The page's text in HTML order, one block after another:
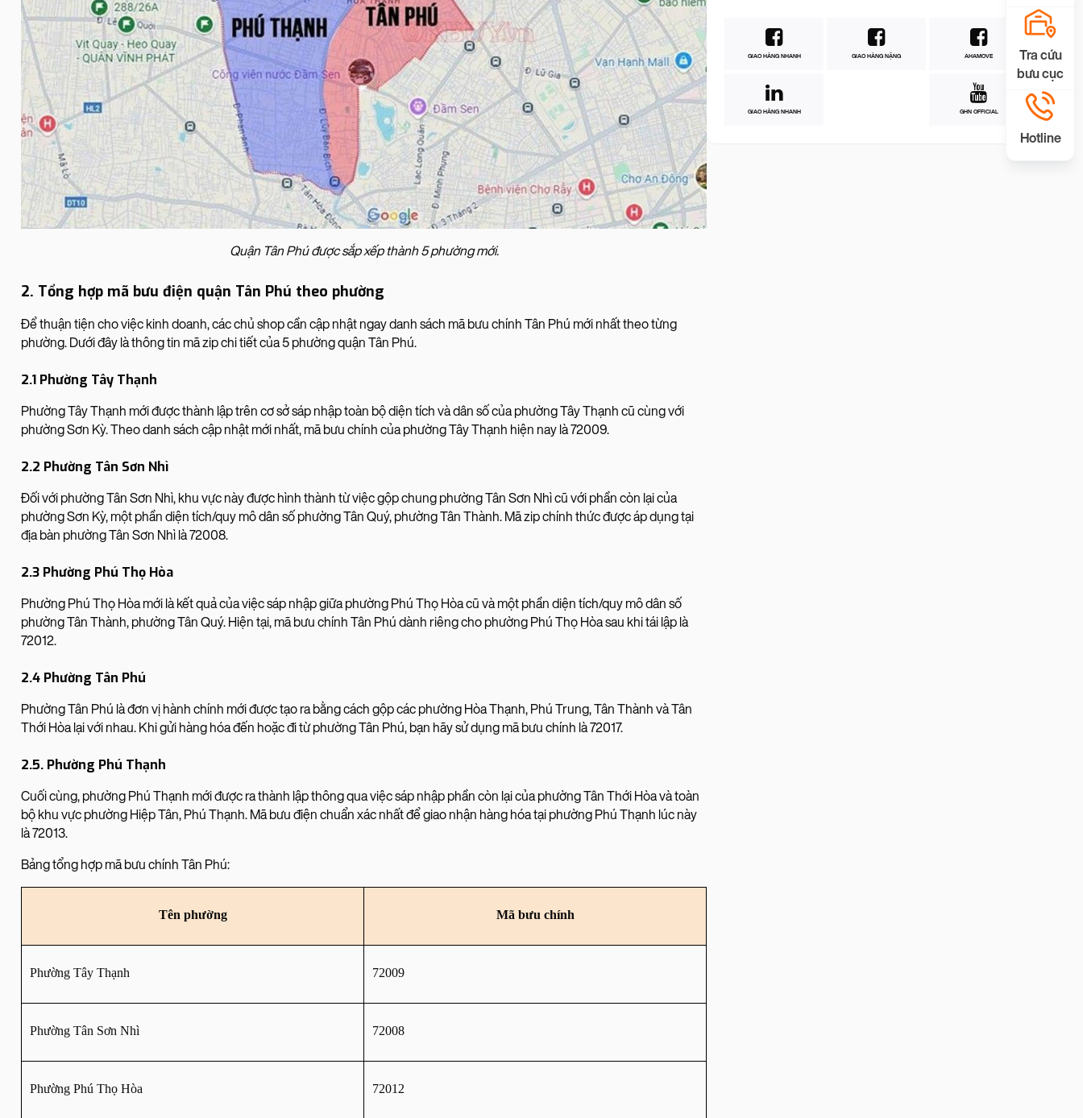
Quận Tân Phú được sắp xếp thành 5 phường mới.
2. Tổng hợp mã bưu điện quận Tân Phú theo phường
Để thuận tiện cho việc kinh doanh, các chủ shop cần cập nhật ngay danh sách mã bưu chính Tân Phú mới nhất theo từng
phường. Dưới đây là thông tin mã zip chi tiết của 5 phường quận Tân Phú.
2.1 Phường Tây Thạnh
Phường Tây Thạnh mới được thành lập trên cơ sở sáp nhập toàn bộ diện tích và dân số của phường Tây Thạnh cũ cùng với
phường Sơn Kỳ. Theo danh sách cập nhật mới nhất, mã bưu chính của phường Tây Thạnh hiện nay là 72009.
2.2 Phường Tân Sơn Nhì
Đối với phường Tân Sơn Nhì, khu vực này được hình thành từ việc gộp chung phường Tân Sơn Nhì cũ với phần còn lại của
phường Sơn Kỳ, một phần diện tích/quy mô dân số phường Tân Quý, phường Tân Thành. Mã zip chính thức được áp dụng tại
địa bàn phường Tân Sơn Nhì là 72008.
2.3 Phường Phú Thọ Hòa
Phường Phú Thọ Hòa mới là kết quả của việc sáp nhập giữa phường Phú Thọ Hòa cũ và một phần diện tích/quy mô dân số
phường Tân Thành, phường Tân Quý. Hiện tại, mã bưu chính Tân Phú dành riêng cho phường Phú Thọ Hòa sau khi tái lập là
72012.
2.4 Phường Tân Phú
Phường Tân Phú là đơn vị hành chính mới được tạo ra bằng cách gộp các phường Hòa Thạnh, Phú Trung, Tân Thành và Tân
Thới Hòa lại với nhau. Khi gửi hàng hóa đến hoặc đi từ phường Tân Phú, bạn hãy sử dụng mã bưu chính là 72017.
2.5. Phường Phú Thạnh
Cuối cùng, phường Phú Thạnh mới được ra thành lập thông qua việc sáp nhập phần còn lại của phường Tân Thới Hòa và toàn
bộ khu vực phường Hiệp Tân, Phú Thạnh. Mã bưu điện chuẩn xác nhất để giao nhận hàng hóa tại phường Phú Thạnh lúc này
là 72013.
Bảng tổng hợp mã bưu chính Tân Phú:
Tên phường Mã bưu chính
Phường Tây Thạnh 72009
Phường Tân Sơn Nhì 72008
Phường Phú Thọ Hòa 72012
GIAO HÀNG NHANH GIAO HÀNG NẶNG AHAMOVE
GIAO HÀNG NHANH GHN OFFICIAL
Tra cứu
bưu cục
Hotline